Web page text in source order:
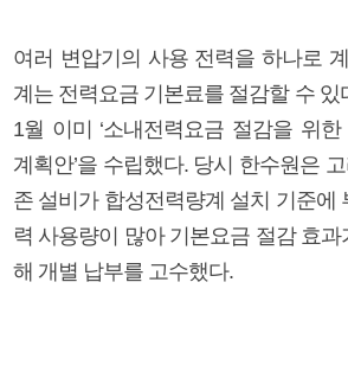
여러 변압기의 사용 전력을 하나로
계는 전력요금 기본료를 절감할 수 있
1월 이미 ‘소내전력요금 절감을 위
계획안’을 수립했다. 당시 한수원은
존 설비가 합성전력량계 설치 기준에
력 사용량이 많아 기본요금 절감 효
해 개별 납부를 고수했다.